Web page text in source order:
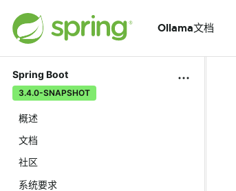
Ollama文档
Spring Boot
3.4.0-SNAPSHOT
概述
文档
社区
系统要求